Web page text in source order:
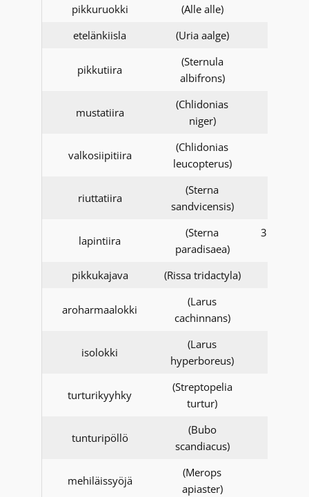
pikkuruokki
(Alle alle)
etelänkiisla
(Uria aalge)
pikkutiira
(Sternula
albifrons)
mustatiira
(Chlidonias
niger)
valkosiipitiira
(Chlidonias
leucopterus)
riuttatiira
(Sterna
sandvicensis)
lapintiira
(Sterna
paradisaea)
pikkukajava
(Rissa tridactyla)
aroharmaalokki
(Larus
cachinnans)
isolokki
(Larus
hyperboreus)
turturikyyhky
(Streptopelia
turtur)
tunturipöllö
(Bubo
scandiacus)
mehiläissyöjä
(Merops
apiaster)